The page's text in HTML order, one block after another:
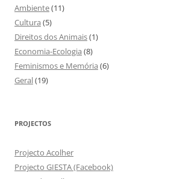
Ambiente(11)
Cultura (5)
Direitos dos Animais(1)
Economia-Ecologia (8)
Feminismos e Memória (6)
Geral(19)
PROJECTOS
Projecto Acolher
Projecto GIESTA (Facebook)